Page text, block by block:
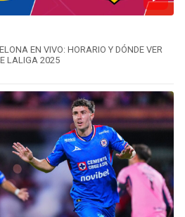
EN VIVO: HORARIO Y DÓNDE VER
LALIGA 2025